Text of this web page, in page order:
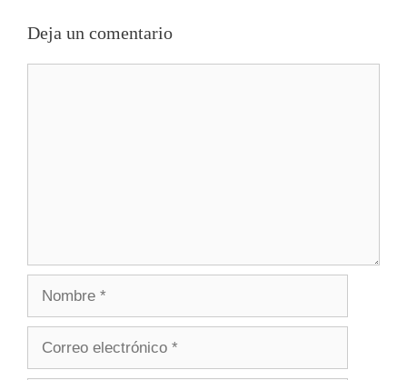
Deja un comentario